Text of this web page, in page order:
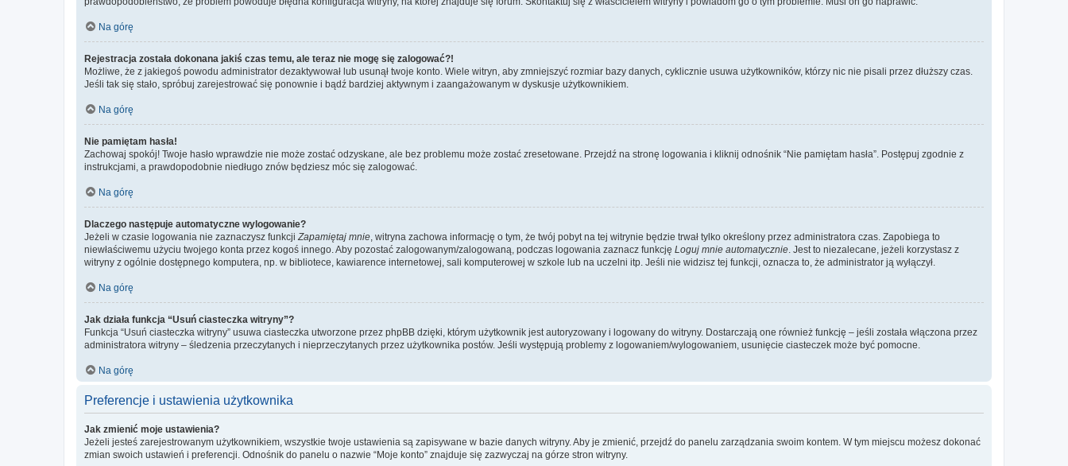
Na górę
Rejestracja została dokonana jakiś czas temu, ale teraz nie mogę się zalogować?!
Możliwe, że z jakiegoś powodu administrator dezaktywował lub usunął twoje konto. Wiele witryn, aby zmniejszyć rozmiar bazy danych, cyklicznie usuwa użytkowników, którzy nic nie pisali przez dłuższy czas.
Jeśli tak się stało, spróbuj zarejestrować się ponownie i bądź bardziej aktywnym i zaangażowanym w dyskusje użytkownikiem.
Na górę
Nie pamiętam hasła!
Zachowaj spokój! Twoje hasło wprawdzie nie może zostać odzyskane, ale bez problemu może zostać zresetowane. Przejdź na stronę logowania i kliknij odnośnik “Nie pamiętam hasła”. Postępuj zgodnie z
instrukcjami, a prawdopodobnie niedługo znów będziesz móc się zalogować.
Na górę
Dlaczego następuje automatyczne wylogowanie?
Jeżeli w czasie logowania nie zaznaczysz funkcji Zapamiętaj mnie , witryna zachowa informację o tym, że twój pobyt na tej witrynie będzie trwał tylko określony przez administratora czas. Zapobiega to
niewłaściwemu użyciu twojego konta przez kogoś innego. Aby pozostać zalogowanym/zalogowaną, podczas logowania zaznacz funkcję Loguj mnie automatycznie . Jest to niezalecane, jeżeli korzystasz z
witryny z ogólnie dostępnego komputera, np. w bibliotece, kawiarence internetowej, sali komputerowej w szkole lub na uczelni itp. Jeśli nie widzisz tej funkcji, oznacza to, że administrator ją wyłączył.
Na górę
Jak działa funkcja “Usuń ciasteczka witryny”?
Funkcja “Usuń ciasteczka witryny” usuwa ciasteczka utworzone przez phpBB dzięki, którym użytkownik jest autoryzowany i logowany do witryny. Dostarczają one również funkcję – jeśli została włączona przez
administratora witryny – śledzenia przeczytanych i nieprzeczytanych przez użytkownika postów. Jeśli występują problemy z logowaniem/wylogowaniem, usunięcie ciasteczek może być pomocne.
Na górę
Preferencje i ustawienia użytkownika
Jak zmienić moje ustawienia?
Jeżeli jesteś zarejestrowanym użytkownikiem, wszystkie twoje ustawienia są zapisywane w bazie danych witryny. Aby je zmienić, przejdź do panelu zarządzania swoim kontem. W tym miejscu możesz dokonać
zmian swoich ustawień i preferencji. Odnośnik do panelu o nazwie “Moje konto” znajduje się zazwyczaj na górze stron witryny.